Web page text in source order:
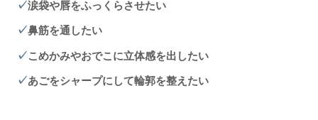
涙袋や唇をふっくらさせたい
鼻筋を通したい
こめかみやおでこに立体感を出したい
あごをシャープにして輪郭を整えたい